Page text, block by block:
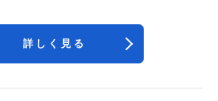
詳しく見る